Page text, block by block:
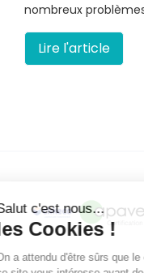
nombreux
Lire l'article